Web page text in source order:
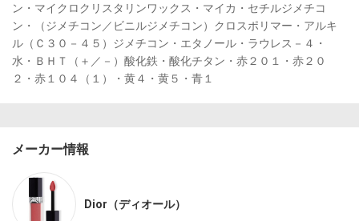
ン・マイクロクリスタリンワックス・マイカ・セチルジメチコ
ン・（ジメチコン／ビニルジメチコン）クロスポリマー・アルキ
ル（Ｃ３０－４５）ジメチコン・エタノール・ラウレス－４・
水・ＢＨＴ（＋／－）酸化鉄・酸化チタン・赤２０１・赤２０
２・赤１０４（１）・黄４・黄５・青１
メーカー情報
Dior（ディオール）